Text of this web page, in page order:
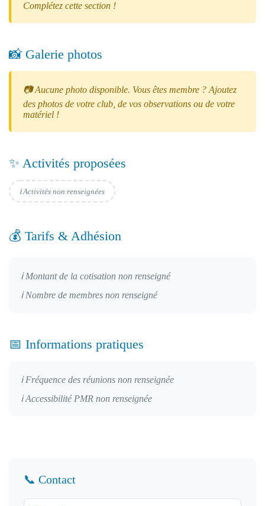
Complétez cette section !
📸 Galerie photos
📷 Aucune photo disponible. Vous êtes membre ? Ajoutez
des photos de votre club, de vos observations ou de votre
matériel !
✨ Activités proposées
ℹ️ Activités non renseignées
💰 Tarifs & Adhésion
ℹ️ Montant de la cotisation non renseigné
ℹ️ Nombre de membres non renseigné
📅 Informations pratiques
ℹ️ Fréquence des réunions non renseignée
ℹ️ Accessibilité PMR non renseignée
📞 Contact